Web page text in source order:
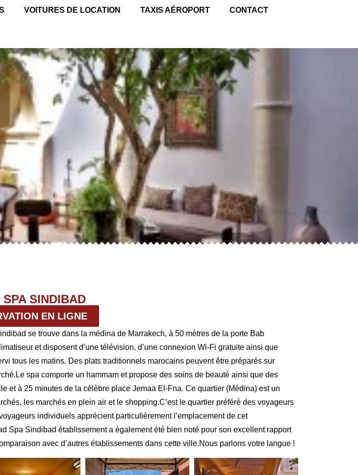
VOITURES DE LOCATION TAXIS AÉROPORT CONTACT
SPA SINDIBAD
EN LIGNE
se trouve dans la médina de Marrakech, à 50 mètres de la porte Bab
et disposent d’une télévision, d’une connexion Wi-Fi gratuite ainsi que
tous les matins. Des plats traditionnels marocains peuvent être préparés sur
spa comporte un hammam et propose des soins de beauté ainsi que des
et à 25 minutes de la célèbre place Jemaa El-Fna. Ce quartier (Médina) est un
les marchés en plein air et le shopping.C’est le quartier préféré des voyageurs
individuels apprécient particulièrement l’emplacement de cet
Spa Sindibad établissement a également été bien noté pour son excellent rapport
avec d’autres établissements dans cette ville.Nous parlons votre langue !